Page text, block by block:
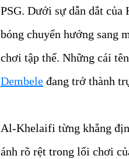
PSG. Dưới sự dẫn dắt
bóng chuyển hướng sang
chơi tập thể. Những cái
Dembele đang trở thành
Al-Khelaifi từng khẳng
ánh rõ rệt trong lối chơi